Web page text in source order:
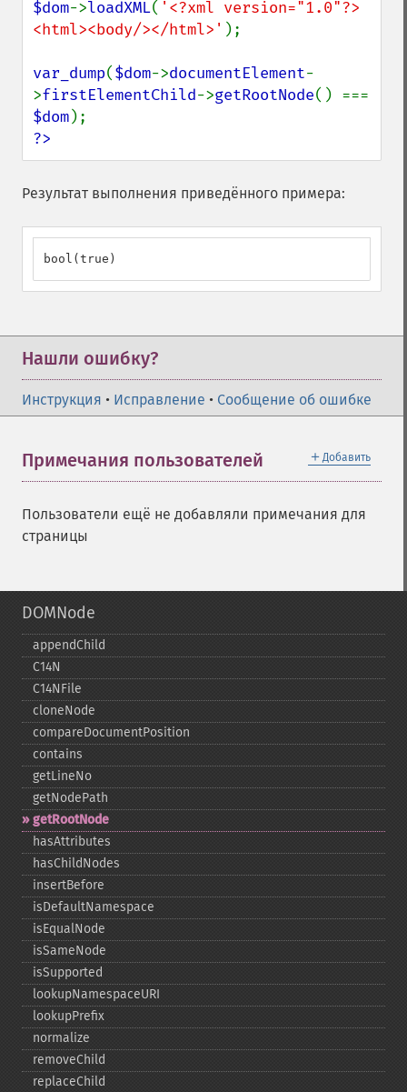
$dom->loadXML( '<?xml version="1.0"?>
<html><body/></html>' );
var_dump($dom->documentElement-
>firstElementChild->getRootNode
$dom
?>
Результат выполнения приведённого примера:
bool(true)
Нашли ошибку?
Инструкция • Исправление • Сообщение об ошибке
＋ Добавить
Примечания пользователей
Пользователи ещё не добавляли примечания для
страницы
DOMNode
appendChild
C14N
C14NFile
cloneNode
compareDocumentPosition
contains
getLineNo
getNodePath
getRootNode
hasAttributes
hasChildNodes
insertBefore
isDefaultNamespace
isEqualNode
isSameNode
isSupported
lookupNamespaceURI
lookupPrefix
normalize
removeChild
replaceChild